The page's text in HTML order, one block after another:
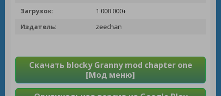
Загрузок:
1 000 000+
Издатель:
zeechan
Скачать blocky Granny mod chapter one
[Мод меню]